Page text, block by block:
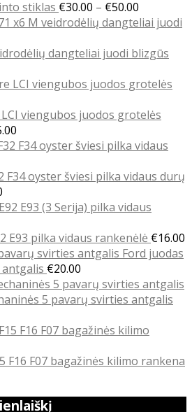
stiklas €30.00 – €50.00
range:
through
dangteliai juodi blizgūs
LCI viengubos juodos grotelės
F34 oyster šviesi pilka vidaus durų
E93 pilka vidaus rankenėlė €16.00
Ford juodas
€20.00
5 pavarų svirties antgalis
F16 F07 bagažinės kilimo rankena